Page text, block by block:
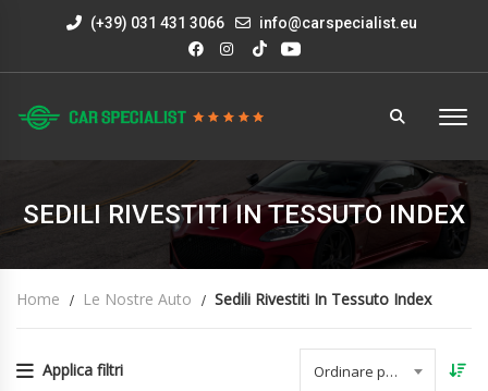
(+39) 031 431 3066 info@carspecialist.eu
SEDILI RIVESTITI IN TESSUTO INDEX
Home Le Nostre Auto Sedili Rivestiti In Tessuto Index
Applica filtri Ordinare per data